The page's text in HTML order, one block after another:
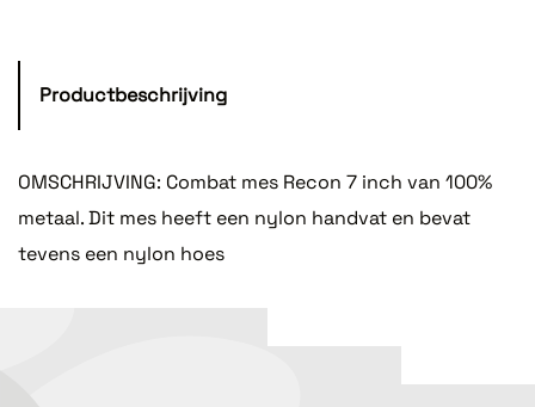
Productbeschrijving
OMSCHRIJVING: Combat mes Recon 7 inch van 100%
metaal. Dit mes heeft een nylon handvat en bevat
tevens een nylon hoes